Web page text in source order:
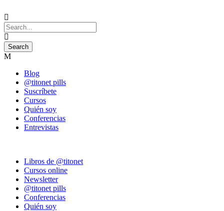
Blog
@titonet pills
Suscríbete
Cursos
Quién soy
Conferencias
Entrevistas
Libros de @titonet
Cursos online
Newsletter
@titonet pills
Conferencias
Quién soy